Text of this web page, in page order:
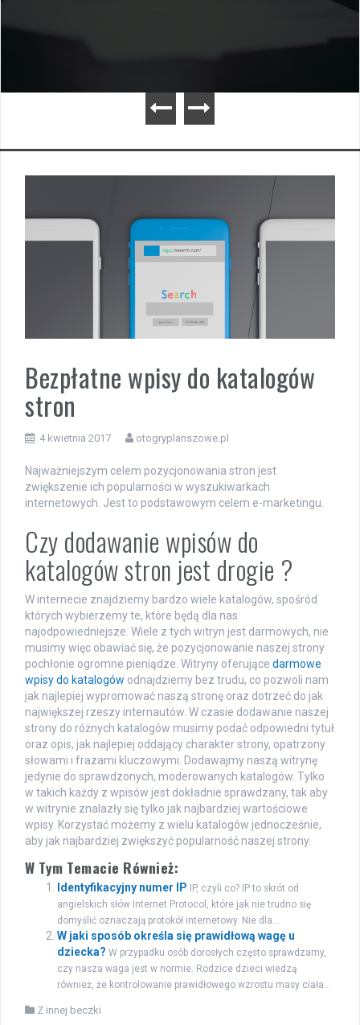
Bezpłatne wpisy do katalogów
stron
4 kwietnia 2017 otogryplanszowe.pl
Najważniejszym celem pozycjonowania stron jest
zwiększenie ich popularności w wyszukiwarkach
internetowych. Jest to podstawowym celem e-marketingu.
Czy dodawanie wpisów do
katalogów stron jest drogie ?
W internecie znajdziemy bardzo wiele katalogów, spośród
których wybierzemy te, które będą dla nas
najodpowiedniejsze. Wiele z tych witryn jest darmowych, nie
musimy więc obawiać się, że pozycjonowanie naszej strony
pochłonie ogromne pieniądze. Witryny oferujące darmowe
wpisy do katalogów odnajdziemy bez trudu, co pozwoli nam
jak najlepiej wypromować naszą stronę oraz dotrzeć do jak
największej rzeszy internautów. W czasie dodawanie naszej
strony do różnych katalogów musimy podać odpowiedni tytuł
oraz opis, jak najlepiej oddający charakter strony, opatrzony
słowami i frazami kluczowymi. Dodawajmy naszą witrynę
jedynie do sprawdzonych, moderowanych katalogów. Tylko
w takich każdy z wpisów jest dokładnie sprawdzany, tak aby
w witrynie znalazły się tylko jak najbardziej wartościowe
wpisy. Korzystać możemy z wielu katalogów jednocześnie,
aby jak najbardziej zwiększyć popularność naszej strony.
W Tym Temacie Również:
Identyfikacyjny numer IP
IP, czyli co? IP to skrót od
angielskich słów Internet Protocol, które jak nie trudno się
domyślić oznaczają protokół internetowy. Nie dla...
W jaki sposób określa się prawidłową wagę u
dziecka? W przypadku osób dorosłych często sprawdzamy,
czy nasza waga jest w normie. Rodzice dzieci wiedzą
również, że kontrolowanie prawidłowego wzrostu masy ciała...
Z innej beczki